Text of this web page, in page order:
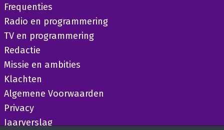
Frequenties
Radio en programmering
TV en programmering
Redactie
Missie en ambities
Klachten
Algemene Voorwaarden
Privacy
Jaarverslag